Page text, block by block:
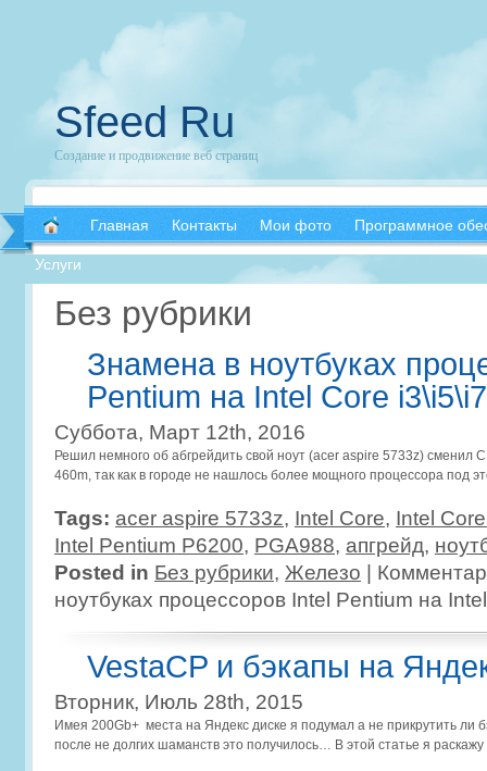
Sfeed Ru
Создание и продвижение веб страниц
Главная Контакты Мои фото Программное
Услуги
Без рубрики
Знамена в ноутбуках
Pentium на Intel Core i3\i5\i7
Суббота, Март 12th, 2016
Решил немного об абгрейдить свой ноут (acer aspire 5733z) сменил
460m, так как в городе не нашлось более мощного процессора под
Tags: acer aspire 5733z, Intel Core, Intel
Intel Pentium P6200, PGA988, апгрейд,
Posted in Без рубрики, Железо
ноутбуках процессоров Intel Pentium на
VestaCP и бэкапы на
Вторник, Июль 28th, 2015
Имея 200Gb+ места на Яндекс диске я подумал а не прикрутить ли
после не долгих шаманств это получилось… В этой статье я